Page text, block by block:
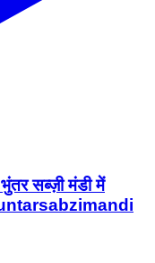
सब्ज़ी मंडी में